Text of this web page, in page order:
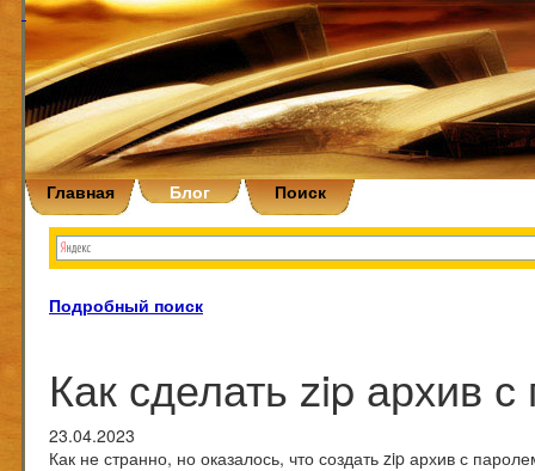
Главная Блог Поиск
Подробный поиск
Как сделать zip архив
23.04.2023
Как не странно, но оказалось, что создать zip архив с